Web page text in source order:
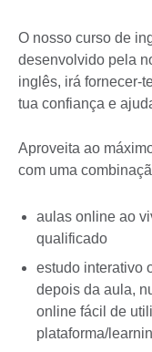
O nosso curso de
desenvolvido pela
inglês, irá fornecer-
tua confiança e
Aproveita ao
com uma
aulas online ao
qualificado
estudo interativo
depois da aula,
online fácil de
plataforma/